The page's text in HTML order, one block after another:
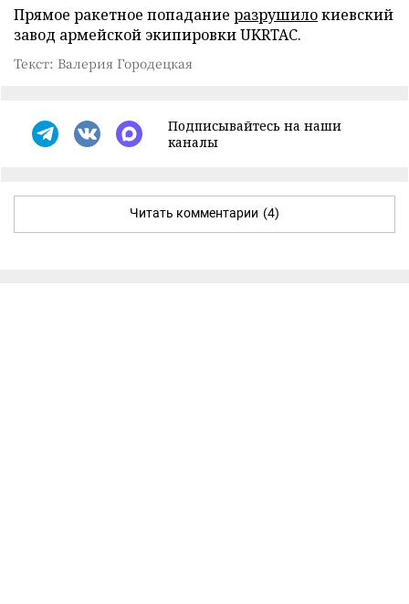
Прямое ракетное попадание разрушилокиевский
завод армейской экипировки UKRTAC.
Текст: Валерия Городецкая
Подписывайтесь на наши
каналы
Читать комментарии (4)